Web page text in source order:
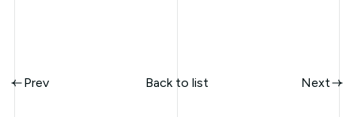
Prev Back to list Next